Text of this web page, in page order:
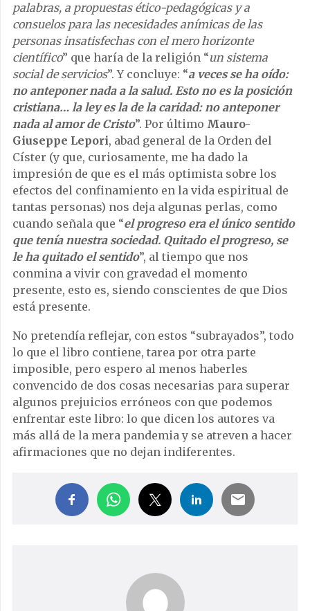
palabras, a propuestas ético-pedagógicas y a
consuelos para las necesidades anímicas de las
personas insatisfechas con el mero horizonte
científico” que haría de la religión “un sistema
social de servicios”. Y concluye: “a veces se ha oído:
no anteponer nada a la salud. Esto no es la posición
cristiana… la ley es la de la caridad: no anteponer
nada al amor de Cristo”. Por último Mauro-
Giuseppe Lepori, abad general de la Orden del
Císter (y que, curiosamente, me ha dado la
impresión de que es el más optimista sobre los
efectos del confinamiento en la vida espiritual de
tantas personas) nos deja algunas perlas, como
cuando señala que “el progreso era el único sentido
que tenía nuestra sociedad. Quitado el progreso, se
le ha quitado el sentido”, al tiempo que nos
conmina a vivir con gravedad el momento
presente, esto es, siendo conscientes de que Dios
está presente.
No pretendía reflejar, con estos “subrayados”, todo
lo que el libro contiene, tarea por otra parte
imposible, pero espero al menos haberles
convencido de dos cosas necesarias para superar
algunos prejuicios erróneos con que podemos
enfrentar este libro: lo que dicen los autores va
más allá de la mera pandemia y se atreven a hacer
afirmaciones que no dejan indiferentes.